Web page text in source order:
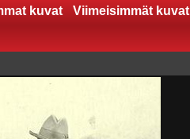
kuvat Viimeisimmät kuvat